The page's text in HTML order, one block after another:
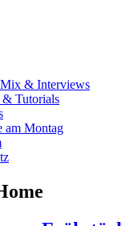
& Interviews
& Tutorials
am Montag